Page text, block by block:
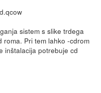
sistem s slike trdega
Pri tem lahko -cdrom
inštalacija potrebuje cd